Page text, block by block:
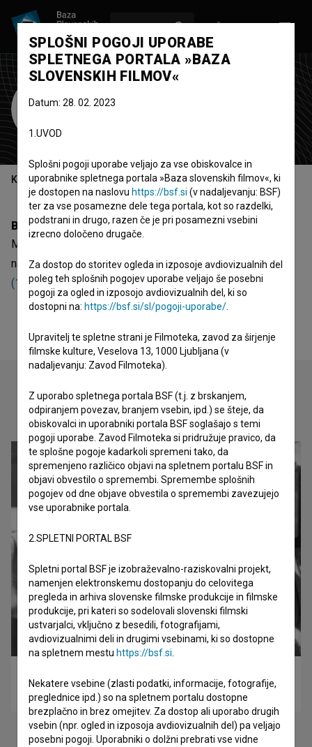
Milan Srdoč
Kazalo
Biografija
Milan Srdoč je nastopajoči. Najodmevnejši projekti, kjer je
nastopil, soVeliki i mali (1956), Akcija (1960)inSuton
(1982).
Oglejte si
akcijski, drama, vojni
SPLOŠNI POGOJI UPORABE
SPLETNEGA PORTALA »BAZA
SLOVENSKIH FILMOV«
Datum: 28. 02. 2023
1.UVOD
Splošni pogoji uporabe veljajo za vse obiskovalce in
uporabnike spletnega portala »Baza slovenskih filmov«, ki
je dostopen na naslovu https://bsf.si (v nadaljevanju: BSF)
ter za vse posamezne dele tega portala, kot so razdelki,
podstrani in drugo, razen če je pri posamezni vsebini
izrecno določeno drugače.
Za dostop do storitev ogleda in izposoje avdiovizualnih del
poleg teh splošnih pogojev uporabe veljajo še posebni
pogoji za ogled in izposojo avdiovizualnih del, ki so
dostopni na: https://bsf.si/sl/pogoji-uporabe/
Upravitelj te spletne strani je Filmoteka, zavod za širjenje
filmske kulture, Veselova 13, 1000 Ljubljana (v
nadaljevanju: Zavod Filmoteka).
Z uporabo spletnega portala BSF (t.j. z brskanjem,
odpiranjem povezav, branjem vsebin, ipd.) se šteje, da
obiskovalci in uporabniki portala BSF soglašajo s temi
pogoji uporabe. Zavod Filmoteka si pridružuje pravico, da
te splošne pogoje kadarkoli spremeni tako, da
spremenjeno različico objavi na spletnem portalu BSF in
objavi obvestilo o spremembi. Spremembe splošnih
pogojev od dne objave obvestila o spremembi zavezujejo
vse uporabnike portala.
2.SPLETNI PORTAL BSF
Spletni portal BSF je izobraževalno-raziskovalni projekt,
namenjen elektronskemu dostopanju do celovitega
pregleda in arhiva slovenske filmske produkcije in filmske
produkcije, pri kateri so sodelovali slovenski filmski
ustvarjalci, vključno z besedili, fotografijami,
avdiovizualnimi deli in drugimi vsebinami, ki so dostopne
na spletnem mestu https://bsf.si
Nekatere vsebine (zlasti podatki, informacije, fotografije,
preglednice ipd.) so na spletnem portalu dostopne
brezplačno in brez omejitev. Za dostop ali uporabo drugih
vsebin (npr. ogled in izposoja avdiovizualnih del) pa veljajo
posebni pogoji. Uporabniki o dolžni prebrati vse vidne